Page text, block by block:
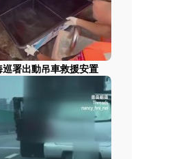
署出動吊車救援安置